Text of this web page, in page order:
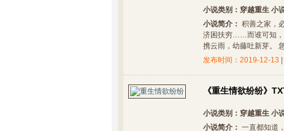
小说类别： 穿越重生 小
小说简介： 积善之家，
济困扶穷……而谁可知，
携云雨，幼藤吐新芽。
发布时间：2019-12-13
《重生情欲纷纷》
小说类别： 穿越重生 小
小说简介： 一直都知道